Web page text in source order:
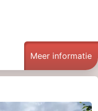
Meer informatie